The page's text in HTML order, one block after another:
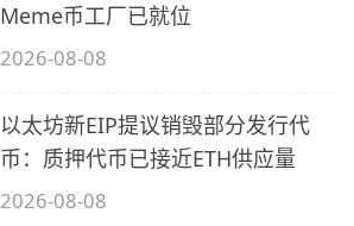
Meme币工厂已就位
2026-08-08
以太坊新EIP提议销毁部分发行代
币：质押代币已接近ETH供应量
2026-08-08